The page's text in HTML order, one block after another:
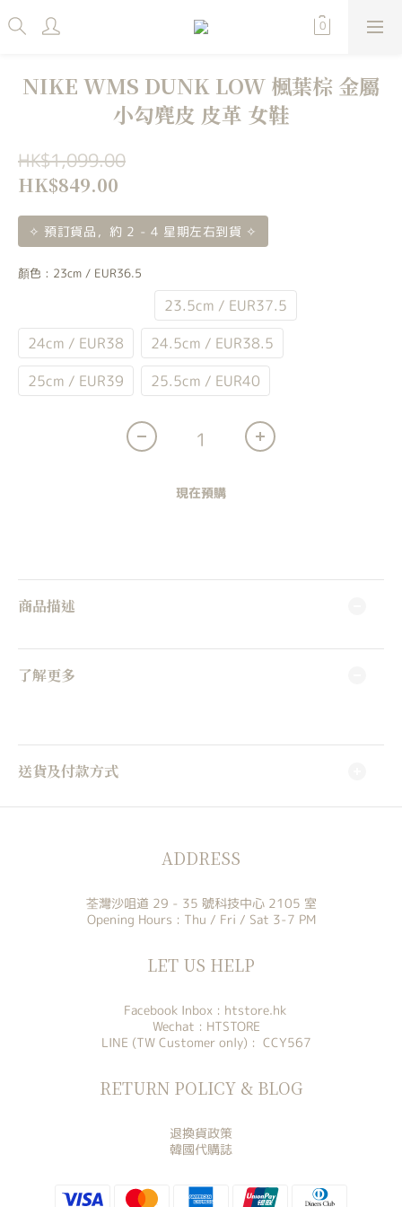
NIKE WMS DUNK LOW 楓葉棕 金屬
小勾麂皮 皮革 女鞋
HK$1,099.00
HK$849.00
✧ 預訂貨品，約 2 - 4 星期左右到貨 ✧
顏色 : 23cm / EUR36.5
23.5cm / EUR37.5
24cm / EUR38
24.5cm / EUR38.5
25cm / EUR39
25.5cm / EUR40
現在預購
商品描述
了解更多
送貨及付款方式
ADDRESS
荃灣沙咀道 29 - 35 號科技中心 2105 室
Opening Hours : Thu / Fri / Sat 3-7 PM
LET US HELP
Facebook Inbox : htstore.hk
Wechat : HTSTORE
LINE (TW Customer only) : CCY567
RETURN POLICY & BLOG
退換貨政策
韓國代購誌